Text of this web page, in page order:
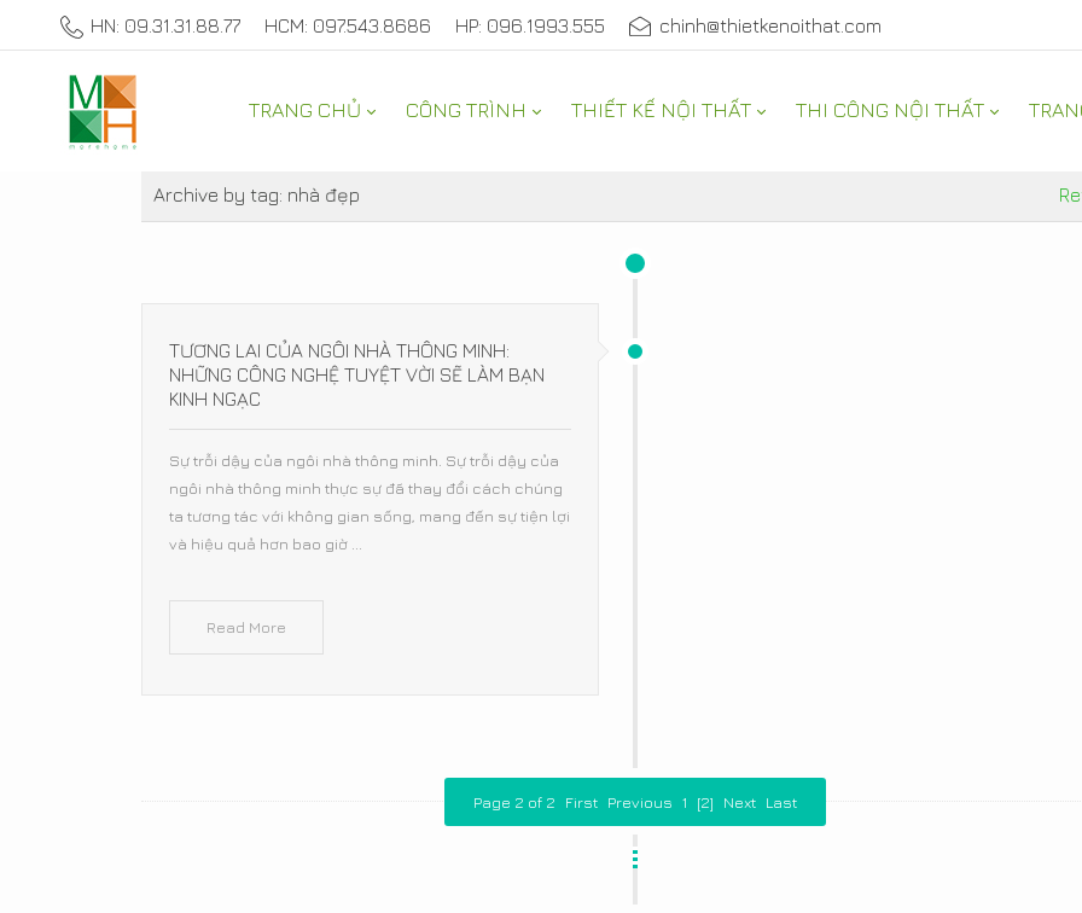
HN: 09.31.31.88.77 HCM: 097.543.8686 HP: 096.1993.555 chinh@thietkenoithat.com
TRANG CHỦ CÔNG TRÌNH THIẾT KẾ NỘI THẤT THI CÔNG NỘI THẤT
THAM KHẢO
Archive by tag: nhà đẹp
TƯƠNG LAI CỦA NGÔI NHÀ THÔNG MINH:
NHỮNG CÔNG NGHỆ TUYỆT VỜI SẼ LÀM BẠN
KINH NGẠC
Sự trỗi dậy của ngôi nhà thông minh. Sự trỗi dậy của
ngôi nhà thông minh thực sự đã thay đổi cách chúng
ta tương tác với không gian sống, mang đến sự tiện lợi
và hiệu quả hơn bao giờ ...
Read More
Page 2 of 2 First Previous 1 [2] Next Last